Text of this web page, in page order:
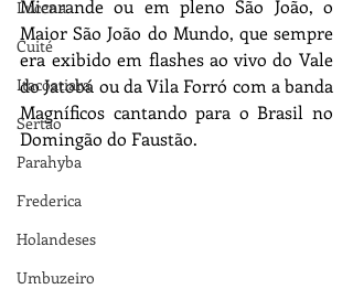
Lucena
Cuité
Itacoatiara
Sertão
Parahyba
Frederica
Holandeses
Umbuzeiro
Micarande ou em pleno São João, o
Maior São João do Mundo, que sempre
era exibido em flashes ao vivo do Vale
do Jatobá ou da Vila Forró com a banda
Magníficos cantando para o Brasil no
Domingão do Faustão.